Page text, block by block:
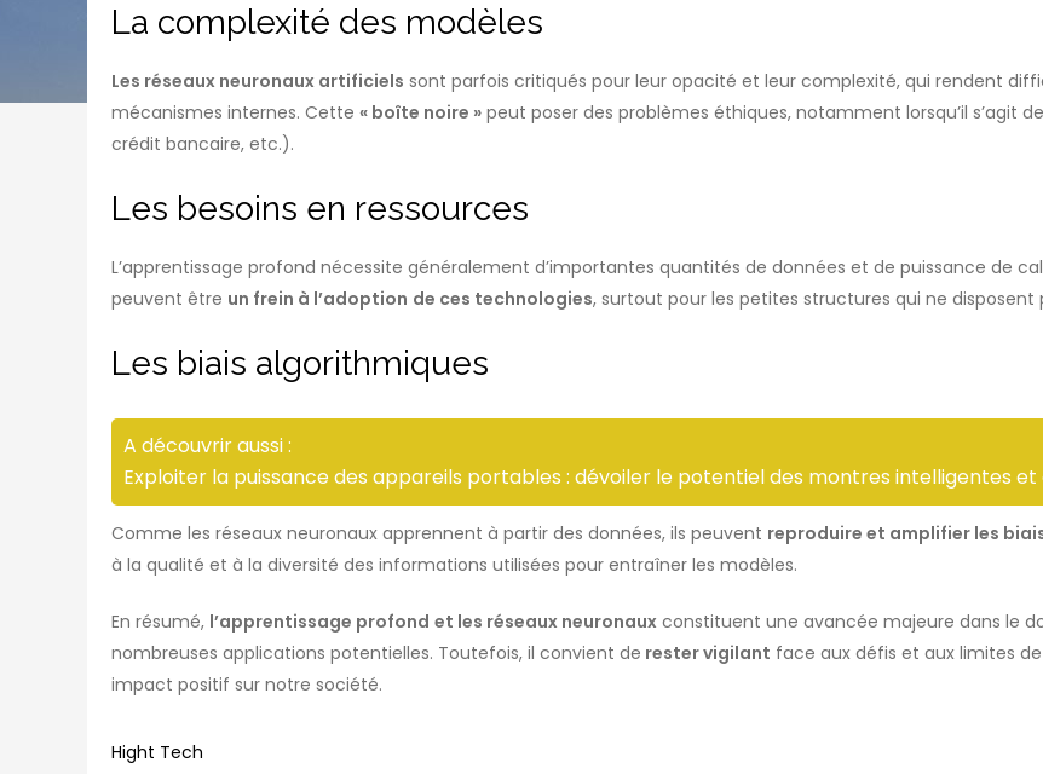
La complexité des modèles
Les réseaux neuronaux artificiels sont parfois critiqués pour leur opacité et leur complexité, qui rendent
mécanismes internes. Cette « boîte noire » peut poser des problèmes éthiques, notamment lorsqu’il s’agit
crédit bancaire, etc.).
Les besoins en ressources
L’apprentissage profond nécessite généralement d’importantes quantités de données et de puissance de
peuvent être un frein à l’adoption de ces technologies, surtout pour les petites structures qui ne
Les biais algorithmiques
A découvrir aussi :
Exploiter la puissance des appareils portables : dévoiler le potentiel des montres intelligentes et
Comme les réseaux neuronaux apprennent à partir des données, ils peuvent reproduire et amplifier les
à la qualité et à la diversité des informations utilisées pour entraîner les modèles.
En résumé, l’apprentissage profond et les réseaux neuronaux constituent une avancée majeure dans le
nombreuses applications potentielles. Toutefois, il convient de rester vigilant face aux défis et aux limites
impact positif sur notre société.
Hight Tech